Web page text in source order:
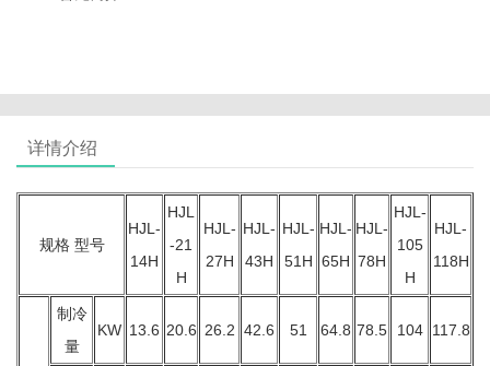
详情介绍
规格 型号
HJL-
14H
HJL
-21
H
HJL-
27H
HJL-
43H
HJL-
51H
HJL-
65H
HJL-
78H
HJL-
105
H
HJL-
118H
制冷
量
KW 13.6 20.6 26.2 42.6 51 64.8 78.5 104 117.8